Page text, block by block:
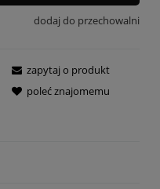
dodaj do przechowalni
zapytaj o produkt
poleć znajomemu